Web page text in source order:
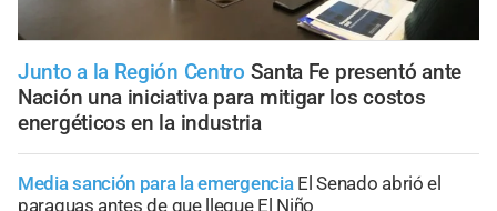
Junto a la Región Centro Santa Fe presentó ante
Nación una iniciativa para mitigar los costos
energéticos en la industria
Media sanción para la emergencia El Senado abrió el
paraguas antes de que llegue El Niño